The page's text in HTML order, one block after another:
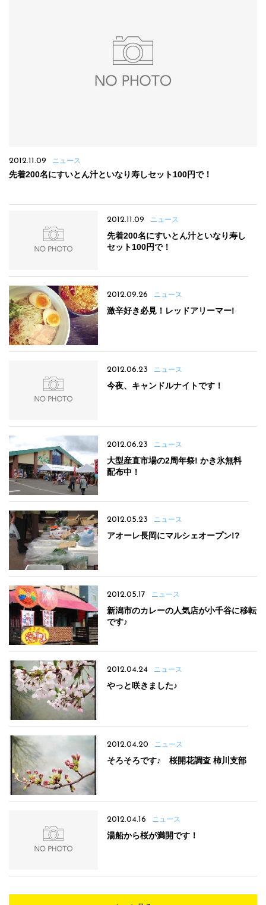
2012.11.09 ニュース
先着200名にすいとん汁といなり寿しセット100円で！
2012.11.09 ニュース
先着200名にすいとん汁といなり寿し
セット100円で！
2012.09.26 ニュース
激辛好き必見！レッドアリーマー!
2012.06.23 ニュース
今夜、キャンドルナイトです！
2012.06.23 ニュース
大型産直市場の2周年祭! かき氷無料
配布中！
2012.05.23 ニュース
アオーレ長岡にマルシェオープン!?
2012.05.17 ニュース
新潟市のカレーの人気店が小千谷に移転
です♪
2012.04.24 ニュース
やっと咲きました♪
2012.04.20 ニュース
そろそろです♪ 桜開花調査 柿川支部
2012.04.16 ニュース
湯船から桜が満開です！